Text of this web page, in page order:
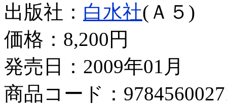
出版社： 白水社(Ａ５)
価格： 8,200円
発売日：2009年01月
商品コード：